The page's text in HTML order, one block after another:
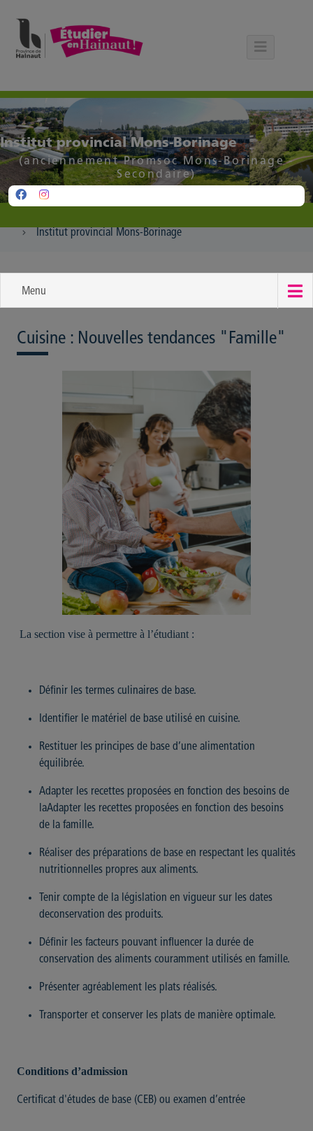
Institut provincial Mons-Borinage
(anciennement Promsoc Mons-Borinage -
Secondaire)
Institut provincial Mons-Borinage
Menu
Cuisine : Nouvelles tendances "Famille"
La section vise à permettre à l’étudiant :
Définir les termes culinaires de base.
Identifier le matériel de base utilisé en cuisine.
Restituer les principes de base d’une alimentation
équilibrée.
Adapter les recettes proposées en fonction des besoins de
laAdapter les recettes proposées en fonction des besoins
de la famille.
Réaliser des préparations de base en respectant les qualités
nutritionnelles propres aux aliments.
Tenir compte de la législation en vigueur sur les dates
deconservation des produits.
Définir les facteurs pouvant influencer la durée de
conservation des aliments couramment utilisés en famille.
Présenter agréablement les plats réalisés.
Transporter et conserver les plats de manière optimale.
Conditions d’admission
Certificat d'études de base (CEB) ou examen d’entrée